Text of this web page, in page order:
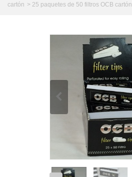
cartón > 25 paquetes de 50 filtros OCB cartón